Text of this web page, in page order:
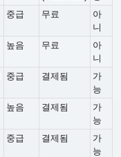
중급 무료
아
니
높음 무료
아
니
중급 결제됨
가
능
높음 결제됨
가
능
중급 결제됨
가
능